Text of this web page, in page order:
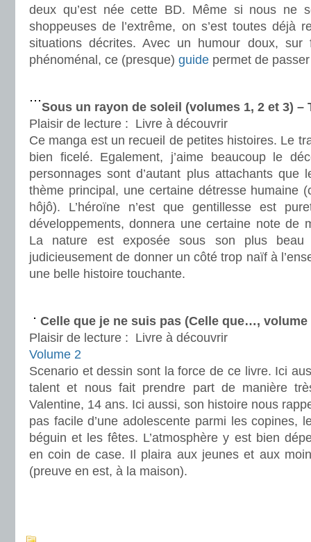
deux qu’est née cette BD. Même si nous ne
shoppeuses de l’extrême, on s’est toutes déjà
situations décrites. Avec un humour doux, sur
phénoménal, ce (presque) guide permet de
Sous un rayon de soleil (volumes 1, 2 et 3) –
Plaisir de lecture : Livre à découvrir
Ce manga est un recueil de petites histoires. Le
bien ficelé. Egalement, j’aime beaucoup le
personnages sont d’autant plus attachants que
thème principal, une certaine détresse humaine
hôjô). L’héroïne n’est que gentillesse est
développements, donnera une certaine note de
La nature est exposée sous son plus beau
judicieusement de donner un côté trop naïf à
une belle histoire touchante.
Celle que je ne suis pas (Celle que…, volume
Plaisir de lecture : Livre à découvrir
Volume 2
Scenario et dessin sont la force de ce livre. Ici
talent et nous fait prendre part de manière
Valentine, 14 ans. Ici aussi, son histoire nous
pas facile d’une adolescente parmi les copines,
béguin et les fêtes. L’atmosphère y est bien
en coin de case. Il plaira aux jeunes et aux
(preuve en est, à la maison).